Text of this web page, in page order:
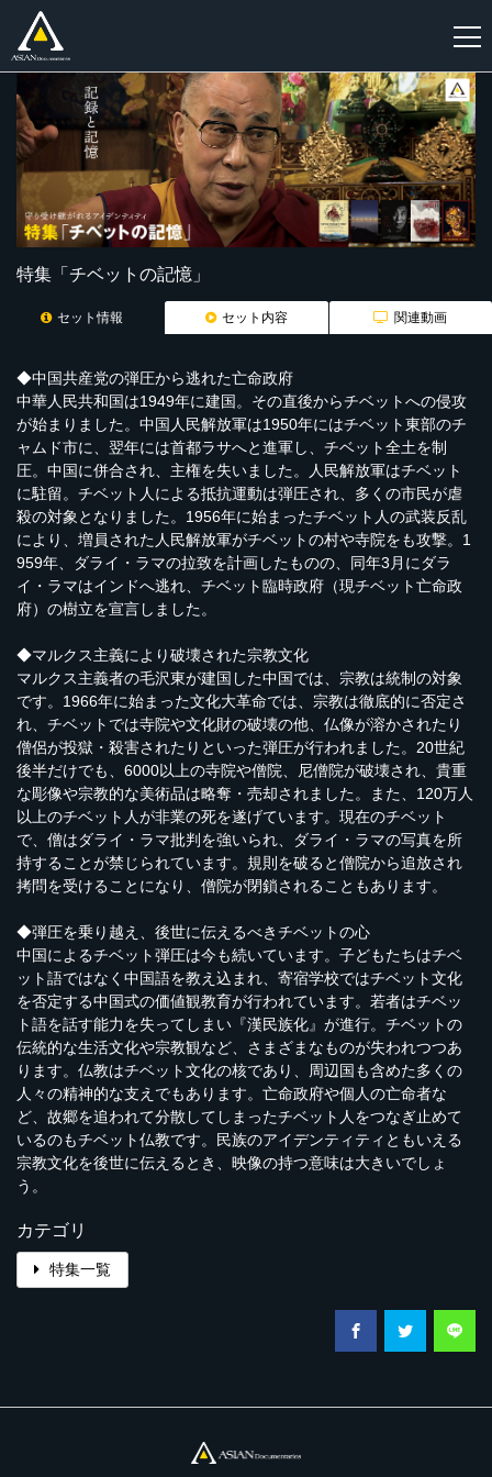
特集「チベットの記憶」
セット情報 セット内容 関連動画
◆中国共産党の弾圧から逃れた亡命政府
中華人民共和国は1949年に建国。その直後からチベットへの侵攻
が始まりました。中国人民解放軍は1950年にはチベット東部のチ
ャムド市に、翌年には首都ラサへと進軍し、チベット全土を制
圧。中国に併合され、主権を失いました。人民解放軍はチベット
に駐留。チベット人による抵抗運動は弾圧され、多くの市民が虐
殺の対象となりました。1956年に始まったチベット人の武装反乱
により、増員された人民解放軍がチベットの村や寺院をも攻撃。1
959年、ダライ・ラマの拉致を計画したものの、同年3月にダラ
イ・ラマはインドへ逃れ、チベット臨時政府（現チベット亡命政
府）の樹立を宣言しました。
◆マルクス主義により破壊された宗教文化
マルクス主義者の毛沢東が建国した中国では、宗教は統制の対象
です。1966年に始まった文化大革命では、宗教は徹底的に否定さ
れ、チベットでは寺院や文化財の破壊の他、仏像が溶かされたり
僧侶が投獄・殺害されたりといった弾圧が行われました。20世紀
後半だけでも、6000以上の寺院や僧院、尼僧院が破壊され、貴重
な彫像や宗教的な美術品は略奪・売却されました。また、120万人
以上のチベット人が非業の死を遂げています。現在のチベット
で、僧はダライ・ラマ批判を強いられ、ダライ・ラマの写真を所
持することが禁じられています。規則を破ると僧院から追放され
拷問を受けることになり、僧院が閉鎖されることもあります。
◆弾圧を乗り越え、後世に伝えるべきチベットの心
中国によるチベット弾圧は今も続いています。子どもたちはチベ
ット語ではなく中国語を教え込まれ、寄宿学校ではチベット文化
を否定する中国式の価値観教育が行われています。若者はチベッ
ト語を話す能力を失ってしまい『漢民族化』が進行。チベットの
伝統的な生活文化や宗教観など、さまざまなものが失われつつあ
ります。仏教はチベット文化の核であり、周辺国も含めた多くの
人々の精神的な支えでもあります。亡命政府や個人の亡命者な
ど、故郷を追われて分散してしまったチベット人をつなぎ止めて
いるのもチベット仏教です。民族のアイデンティティともいえる
宗教文化を後世に伝えるとき、映像の持つ意味は大きいでしょ
う。
カテゴリ
特集一覧